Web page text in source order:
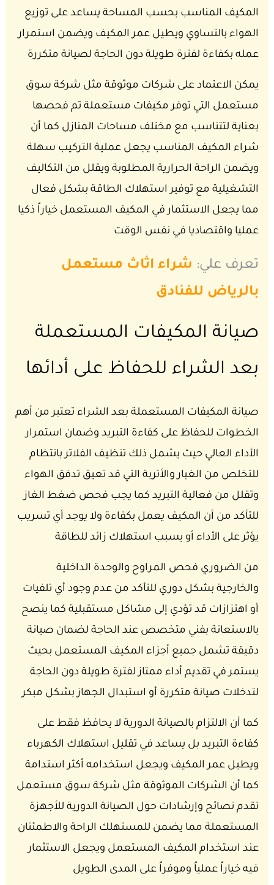
المكيف المناسب بحسب المساحة يساعد على توزيع
الهواء بالتساوي ويطيل عمر المكيف ويضمن استمرار
عمله بكفاءة لفترة طويلة دون الحاجة لصيانة متكررة
يمكن الاعتماد على شركات موثوقة مثل شركة سوق
مستعمل التي توفر مكيفات مستعملة تم فحصها
بعناية لتتناسب مع مختلف مساحات المنازل كما أن
شراء المكيف المناسب يجعل عملية التركيب سهلة
ويضمن الراحة الحرارية المطلوبة ويقلل من التكاليف
التشغيلية مع توفير استهلاك الطاقة بشكل فعال
مما يجعل الاستثمار في المكيف المستعمل خياراً ذكيا
عمليا واقتصاديا في نفس الوقت
تعرف علي: شراء اثاث مستعمل
بالرياض للفنادق
صيانة المكيفات المستعملة
بعد الشراء للحفاظ على أدائها
صيانة المكيفات المستعملة بعد الشراء تعتبر من أهم
الخطوات للحفاظ على كفاءة التبريد وضمان استمرار
الأداء العالي حيث يشمل ذلك تنظيف الفلاتر بانتظام
للتخلص من الغبار والأتربة التي قد تعيق تدفق الهواء
وتقلل من فعالية التبريد كما يجب فحص ضغط الغاز
للتأكد من أن المكيف يعمل بكفاءة ولا يوجد أي تسريب
يؤثر على الأداء أو يسبب استهلاك زائد للطاقة
من الضروري فحص المراوح والوحدة الداخلية
والخارجية بشكل دوري للتأكد من عدم وجود أي تلفيات
أو اهتزازات قد تؤدي إلى مشاكل مستقبلية كما ينصح
بالاستعانة بفني متخصص عند الحاجة لضمان صيانة
دقيقة تشمل جميع أجزاء المكيف المستعمل بحيث
يستمر في تقديم أداء ممتاز لفترة طويلة دون الحاجة
لتدخلات صيانة متكررة أو استبدال الجهاز بشكل مبكر
كما أن الالتزام بالصيانة الدورية لا يحافظ فقط على
كفاءة التبريد بل يساعد في تقليل استهلاك الكهرباء
ويطيل عمر المكيف ويجعل استخدامه أكثر استدامة
كما أن الشركات الموثوقة مثل شركة سوق مستعمل
تقدم نصائح وإرشادات حول الصيانة الدورية للأجهزة
المستعملة مما يضمن للمستهلك الراحة والاطمئنان
عند استخدام المكيف المستعمل ويجعل الاستثمار
فيه خياراً عملياً وموفراً على المدى الطويل